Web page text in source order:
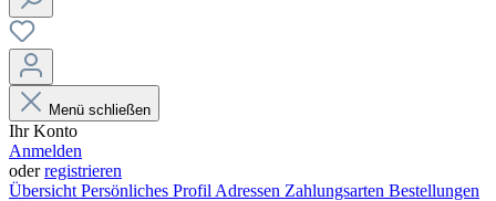
Menü schließen
Ihr Konto
Anmelden
oderregistrieren
Übersicht Persönliches Profil Adressen Zahlungsarten Bestellungen